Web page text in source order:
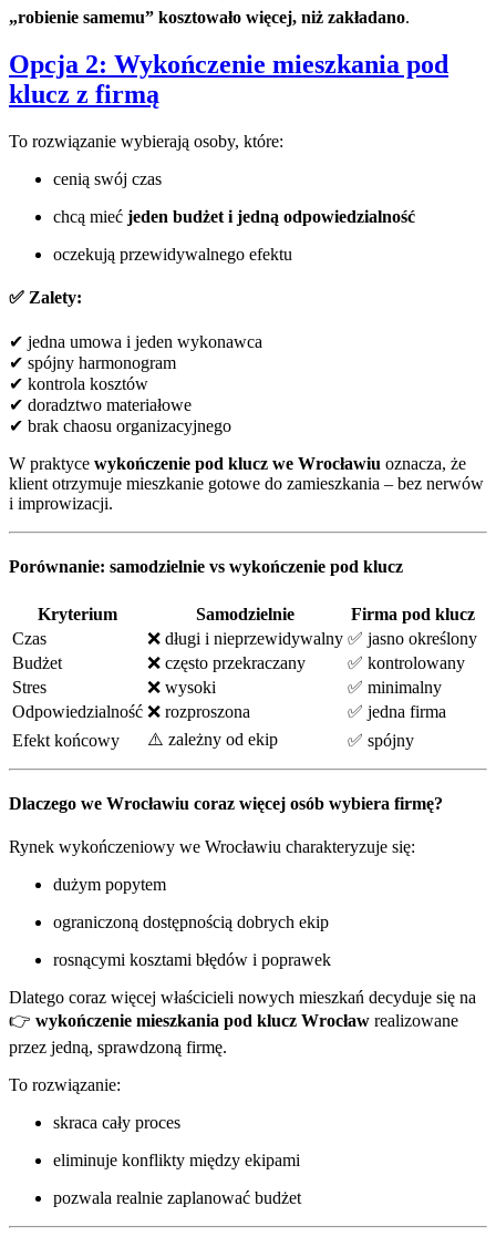
„robienie samemu” kosztowało więcej, niż zakładano.
Opcja 2: Wykończenie mieszkania pod
klucz z firmą
To rozwiązanie wybierają osoby, które:
cenią swój czas
chcą mieć jeden budżet i jedną odpowiedzialność
oczekują przewidywalnego efektu
✅ Zalety:
✔ jedna umowa i jeden wykonawca
✔ spójny harmonogram
✔ kontrola kosztów
✔ doradztwo materiałowe
✔ brak chaosu organizacyjnego
W praktyce wykończenie pod klucz we Wrocławiu oznacza, że
klient otrzymuje mieszkanie gotowe do zamieszkania – bez nerwów
i improwizacji.
Porównanie: samodzielnie vs wykończenie pod klucz
Kryterium Samodzielnie
Firma pod klucz
Czas
❌ długi i nieprzewidywalny ✅ jasno określony
Budżet
❌ często przekraczany
✅ kontrolowany
Stres
❌ wysoki
✅ minimalny
Odpowiedzialność ❌ rozproszona
✅ jedna firma
Efekt końcowy
⚠️ zależny od ekip ✅ spójny
Dlaczego we Wrocławiu coraz więcej osób wybiera firmę?
Rynek wykończeniowy we Wrocławiu charakteryzuje się:
dużym popytem
ograniczoną dostępnością dobrych ekip
rosnącymi kosztami błędów i poprawek
Dlatego coraz więcej właścicieli nowych mieszkań decyduje się na
👉 wykończenie mieszkania pod klucz Wrocław realizowane
przez jedną, sprawdzoną firmę.
To rozwiązanie:
skraca cały proces
eliminuje konflikty między ekipami
pozwala realnie zaplanować budżet